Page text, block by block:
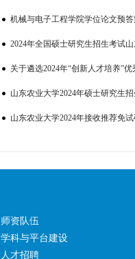
3
机械与电子工程学院学位论文预答
2024年全国硕士研究生招生考试
关于遴选2024年“创新人才培养”
山东农业大学2024年硕士研究生
山东农业大学2024年接收推荐免
师资队伍
学科与平台建设
人才招聘